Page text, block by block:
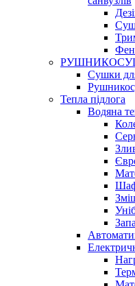
Сушки
Тепла підлога
Водяна